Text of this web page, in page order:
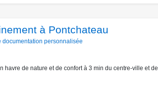
à Pontchateau
documentation personnalisée
havre de nature et de confort à 3 min du centre-ville et de